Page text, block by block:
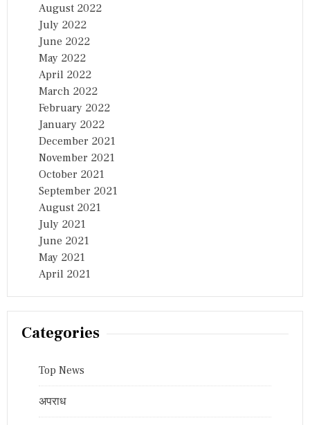
August 2022
July 2022
June 2022
May 2022
April 2022
March 2022
February 2022
January 2022
December 2021
November 2021
October 2021
September 2021
August 2021
July 2021
June 2021
May 2021
April 2021
Categories
Top News
अपराध